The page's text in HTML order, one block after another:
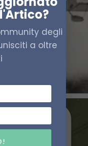
degli
a oltre